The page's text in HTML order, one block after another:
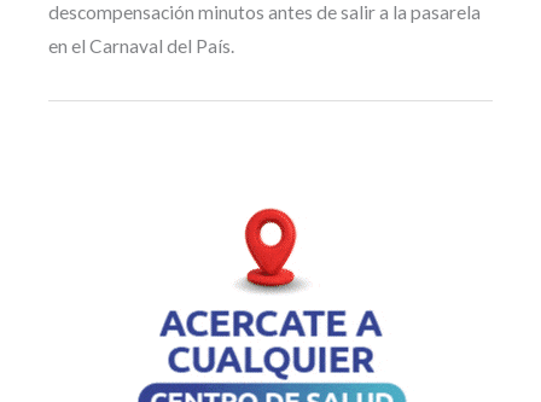
descompensación minutos antes de salir a la pasarela
en el Carnaval del País.